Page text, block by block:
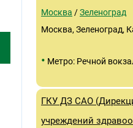
Москва /Зеленоград
Москва, Зеленоград,
• Метро: Речной
ГКУ ДЗ САО
учреждений